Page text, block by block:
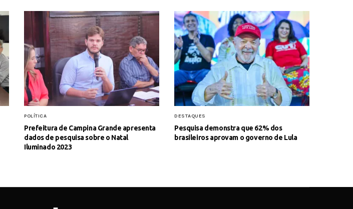
POLÍTICA
Prefeitura de Campina Grande apresenta
dados de pesquisa sobre o Natal
Iluminado 2023
DESTAQUES
Pesquisa demonstra que 62% dos
brasileiros aprovam o governo de Lula